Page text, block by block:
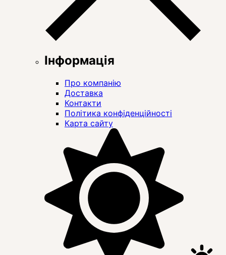
Інформація
Про компанію
Доставка
Контакти
Політика конфіденційності
Карта сайту